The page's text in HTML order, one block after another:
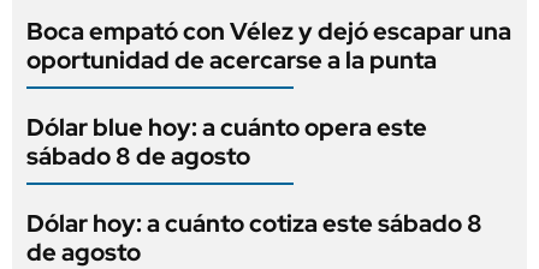
Boca empató con Vélez y dejó escapar una
oportunidad de acercarse a la punta
Dólar blue hoy: a cuánto opera este
sábado 8 de agosto
Dólar hoy: a cuánto cotiza este sábado 8
de agosto